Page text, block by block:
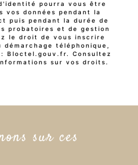
pourra vous être
vos données pendant la
puis pendant la durée de
probatoires et de gestion
le droit de vous inscrire
téléphonique,
Bloctel.gouv.fr. Consultez
sur vos droits.
sur ces